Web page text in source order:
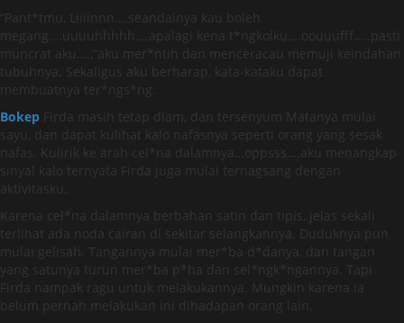
“Pant*tmu, Liiiinnn….seandainya kau boleh
megang….uuuuhhhhh….apalagi kena t*ngkolku….oouuufff…..pasti
muncrat aku….,”aku mer*ntih dan menceracau memuji keindahan
tubuhnya. Sekaligus aku berharap, kata-kataku dapat
membuatnya ter*ngs*ng.
Bokep Firda masih tetap diam, dan tersenyum Matanya mulai
sayu, dan dapat kulihat kalo nafasnya seperti orang yang sesak
nafas. Kulirik ke arah cel*na dalamnya…oppsss….aku menangkap
sinyal kalo ternyata Firda juga mulai ternagsang dengan
aktivitasku.
Karena cel*na dalamnya berbahan satin dan tipis, jelas sekali
terlihat ada noda cairan di sekitar selangkannya. Duduknya pun
mulai gelisah. Tangannya mulai mer*ba d*danya, dan tangan
yang satunya turun mer*ba p*ha dan sel*ngk*ngannya. Tapi
Firda nampak ragu untuk melakukannya. Mungkin karena ia
belum pernah melakukan ini dihadapan orang lain.